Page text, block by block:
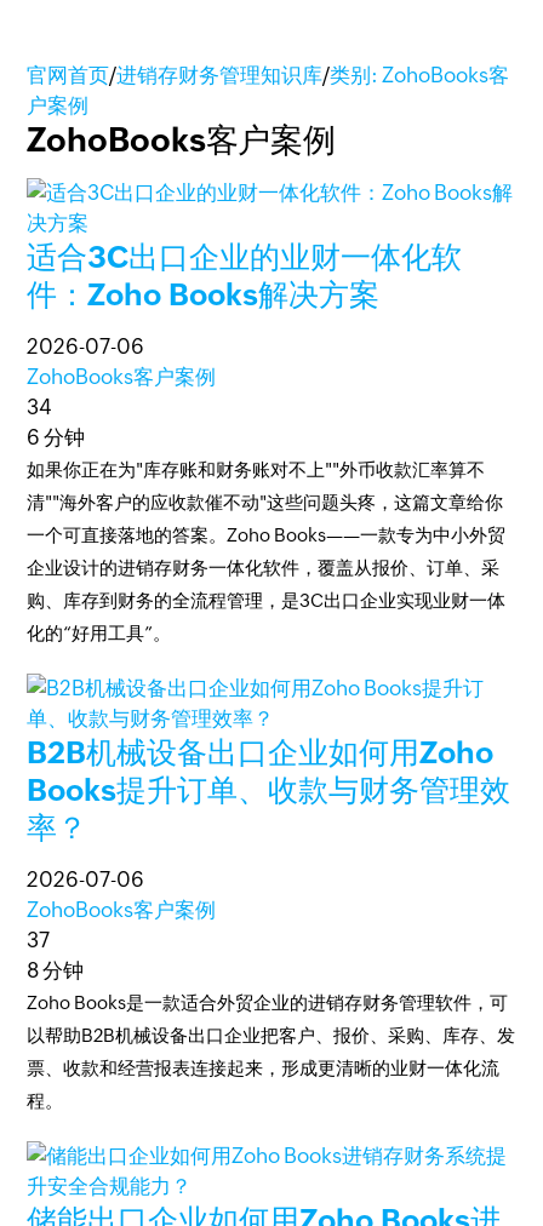
官网首页/进销存财务管理知识库/类别: ZohoBooks客
户案例
ZohoBooks客户案例
适合3C出口企业的业财一体化软
件：Zoho Books解决方案
2026-07-06
ZohoBooks客户案例
34
6 分钟
如果你正在为"库存账和财务账对不上""外币收款汇率算不
清""海外客户的应收款催不动"这些问题头疼，这篇文章给你
一个可直接落地的答案。Zoho Books——一款专为中小外贸
企业设计的进销存财务一体化软件，覆盖从报价、订单、采
购、库存到财务的全流程管理，是3C出口企业实现业财一体
化的“好用工具”。
B2B机械设备出口企业如何用Zoho
Books提升订单、收款与财务管理效
率？
2026-07-06
ZohoBooks客户案例
37
8 分钟
Zoho Books是一款适合外贸企业的进销存财务管理软件，可
以帮助B2B机械设备出口企业把客户、报价、采购、库存、发
票、收款和经营报表连接起来，形成更清晰的业财一体化流
程。